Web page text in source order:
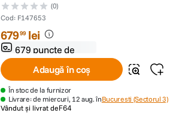
(0)
Cod: F147653
67999 lei
679 puncte de
fidelitate
Adaugă în coș
În stoc de la furnizor
Livrare: de miercuri, 12 aug. înBucuresti (Sectorul 3)
Vândut și livrat deF64